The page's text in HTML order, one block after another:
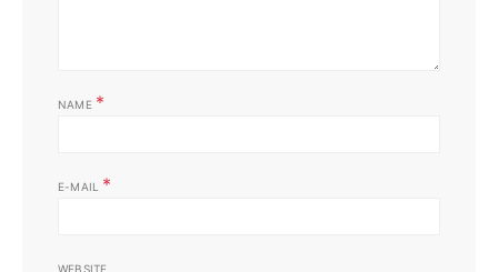
NAME *
E-MAIL *
WEBSITE